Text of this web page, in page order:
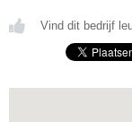
Vind dit bedrijf